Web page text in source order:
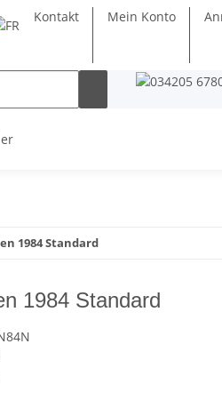
Kontakt Mein Konto
1984 Standard
1984 Standard